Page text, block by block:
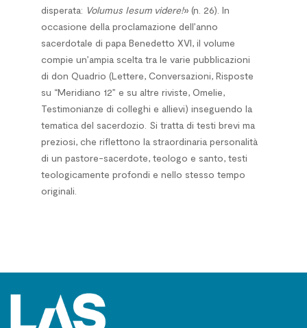
disperata: Volumus Iesum videre!» (n. 26). In
occasione della proclamazione dell’anno
sacerdotale di papa Benedetto XVI, il volume
compie un’ampia scelta tra le varie pubblicazioni
di don Quadrio (Lettere, Conversazioni, Risposte
su “Meridiano 12” e su altre riviste, Omelie,
Testimonianze di colleghi e allievi) inseguendo la
tematica del sacerdozio. Si tratta di testi brevi ma
preziosi, che riflettono la straordinaria personalità
di un pastore-sacerdote, teologo e santo, testi
teologicamente profondi e nello stesso tempo
originali.